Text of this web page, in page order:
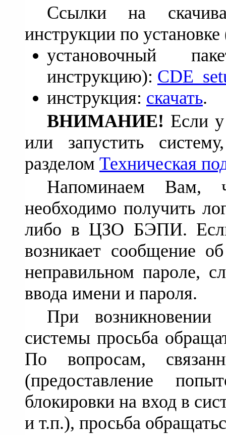
Cсылки на
инструкции по
установочный
инструкцию):
инструкция: скачать.
ВНИМАНИЕ! Если
или запустить
разделом Техническая
Напоминаем Вам,
необходимо получить
либо в ЦЗО БЭПИ.
возникает сообщение
неправильном пароле,
ввода имени и пароля.
При возникновении
системы просьба
По вопросам,
(предоставление
блокировки на вход в
и т.п.), просьба